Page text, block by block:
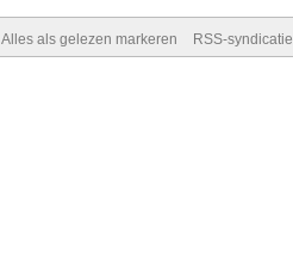
Alles als gelezen markeren RSS-syndicatie